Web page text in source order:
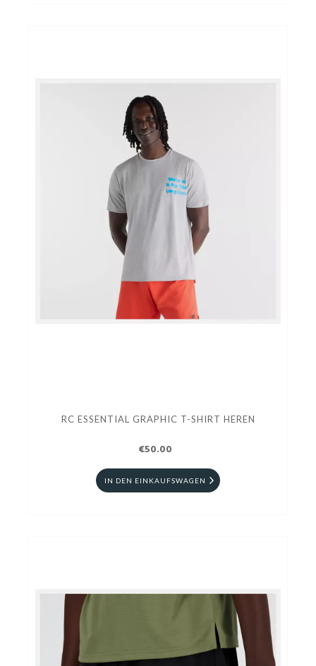
RC ESSENTIAL GRAPHIC T-SHIRT HEREN
€50.00
IN DEN EINKAUFSWAGEN